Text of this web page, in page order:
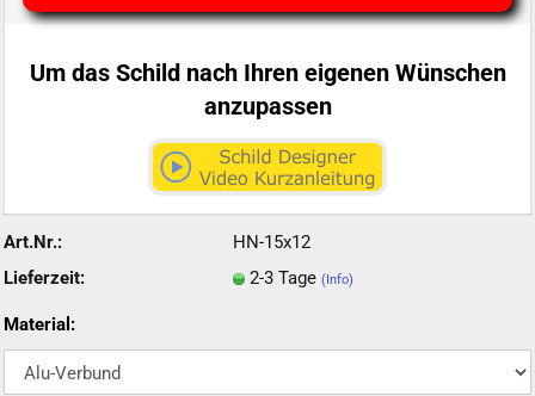
Um das Schild nach Ihren eigenen Wünschen
anzupassen
Art.Nr.:
HN-15x12
Lieferzeit:
2-3 Tage (Info)
Material: